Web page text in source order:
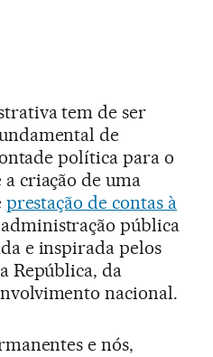
tem de ser
de
política para o
criação de uma
prestação de contas à
pública
e inspirada pelos
República, da
nacional.
e nós,